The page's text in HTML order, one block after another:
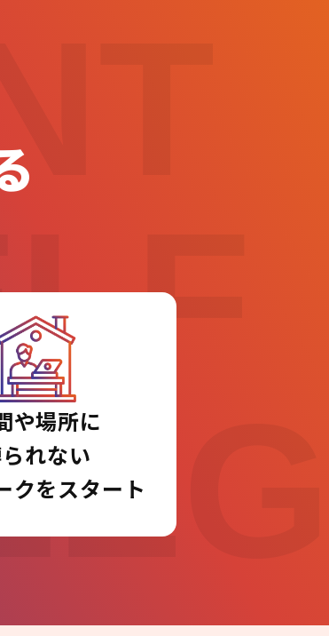
や場所に
れない
クをスタート